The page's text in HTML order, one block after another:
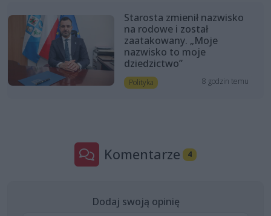
Starosta zmienił nazwisko
na rodowe i został
zaatakowany. „Moje
nazwisko to moje
dziedzictwo”
Polityka 8 godzin temu
Komentarze 4
Dodaj swoją opinię